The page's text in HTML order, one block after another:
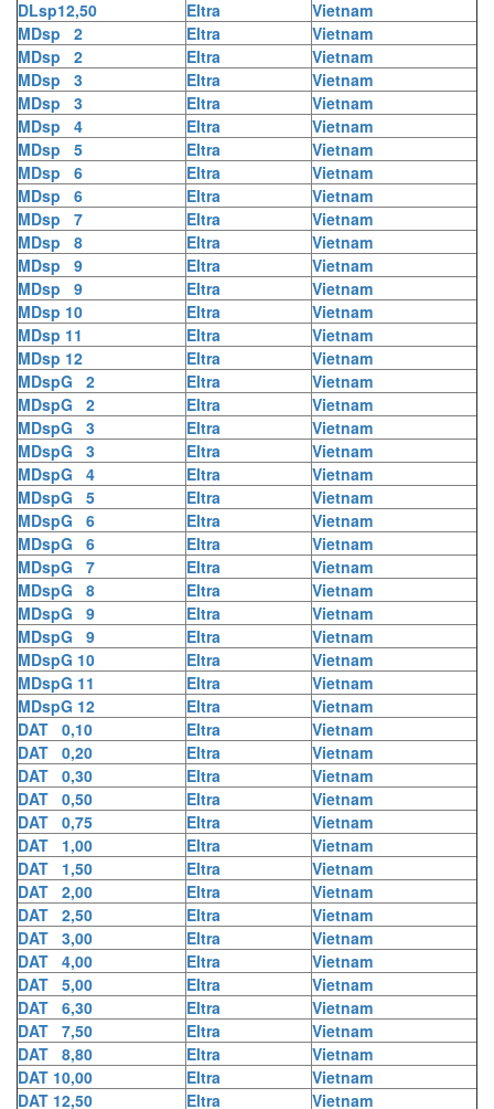
DLsp12,50
Eltra
Vietnam
MDsp 2
Eltra
Vietnam
MDsp 2
Eltra
Vietnam
MDsp 3
Eltra
Vietnam
MDsp 3
Eltra
Vietnam
MDsp 4
Eltra
Vietnam
MDsp 5
Eltra
Vietnam
MDsp 6
Eltra
Vietnam
MDsp 6
Eltra
Vietnam
MDsp 7
Eltra
Vietnam
MDsp 8
Eltra
Vietnam
MDsp 9
Eltra
Vietnam
MDsp 9
Eltra
Vietnam
MDsp 10
Eltra
Vietnam
MDsp 11
Eltra
Vietnam
MDsp 12
Eltra
Vietnam
MDspG 2
Eltra
Vietnam
MDspG 2
Eltra
Vietnam
MDspG 3
Eltra
Vietnam
MDspG 3
Eltra
Vietnam
MDspG 4
Eltra
Vietnam
MDspG 5
Eltra
Vietnam
MDspG 6
Eltra
Vietnam
MDspG 6
Eltra
Vietnam
MDspG 7
Eltra
Vietnam
MDspG 8
Eltra
Vietnam
MDspG 9
Eltra
Vietnam
MDspG 9
Eltra
Vietnam
MDspG 10
Eltra
Vietnam
MDspG 11
Eltra
Vietnam
MDspG 12
Eltra
Vietnam
DAT 0,10
Eltra
Vietnam
DAT 0,20
Eltra
Vietnam
DAT 0,30
Eltra
Vietnam
DAT 0,50
Eltra
Vietnam
DAT 0,75
Eltra
Vietnam
DAT 1,00
Eltra
Vietnam
DAT 1,50
Eltra
Vietnam
DAT 2,00
Eltra
Vietnam
DAT 2,50
Eltra
Vietnam
DAT 3,00
Eltra
Vietnam
DAT 4,00
Eltra
Vietnam
DAT 5,00
Eltra
Vietnam
DAT 6,30
Eltra
Vietnam
DAT 7,50
Eltra
Vietnam
DAT 8,80
Eltra
Vietnam
DAT 10,00
Eltra
Vietnam
DAT 12,50
Eltra
Vietnam